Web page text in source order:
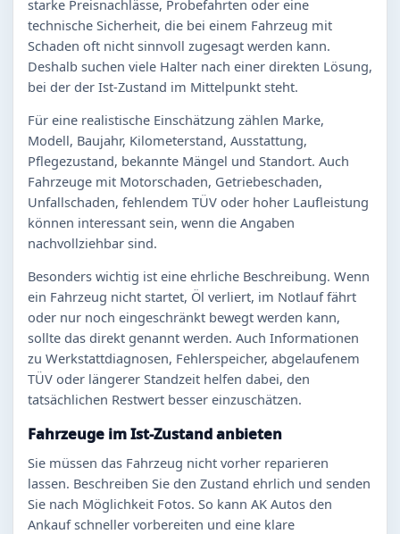
starke Preisnachlässe, Probefahrten oder eine
technische Sicherheit, die bei einem Fahrzeug mit
Schaden oft nicht sinnvoll zugesagt werden kann.
Deshalb suchen viele Halter nach einer direkten Lösung,
bei der der Ist-Zustand im Mittelpunkt steht.
Für eine realistische Einschätzung zählen Marke,
Modell, Baujahr, Kilometerstand, Ausstattung,
Pflegezustand, bekannte Mängel und Standort. Auch
Fahrzeuge mit Motorschaden, Getriebeschaden,
Unfallschaden, fehlendem TÜV oder hoher Laufleistung
können interessant sein, wenn die Angaben
nachvollziehbar sind.
Besonders wichtig ist eine ehrliche Beschreibung. Wenn
ein Fahrzeug nicht startet, Öl verliert, im Notlauf fährt
oder nur noch eingeschränkt bewegt werden kann,
sollte das direkt genannt werden. Auch Informationen
zu Werkstattdiagnosen, Fehlerspeicher, abgelaufenem
TÜV oder längerer Standzeit helfen dabei, den
tatsächlichen Restwert besser einzuschätzen.
Fahrzeuge im Ist-Zustand anbieten
Sie müssen das Fahrzeug nicht vorher reparieren
lassen. Beschreiben Sie den Zustand ehrlich und senden
Sie nach Möglichkeit Fotos. So kann AK Autos den
Ankauf schneller vorbereiten und eine klare